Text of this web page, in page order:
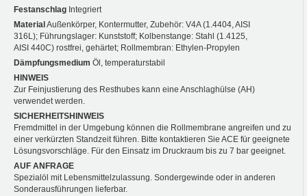
Festanschlag Integriert
MaterialAußenkörper, Kontermutter, Zubehör: V4A (1.4404, AISI
316L); Führungslager: Kunststoff; Kolbenstange: Stahl (1.4125,
AISI 440C) rostfrei, gehärtet; Rollmembran: Ethylen-Propylen
Dämpfungsmedium Öl, temperaturstabil
HINWEIS
Zur Feinjustierung des Resthubes kann eine Anschlaghülse (AH)
verwendet werden.
SICHERHEITSHINWEIS
Fremdmittel in der Umgebung können die Rollmembrane angreifen und zu
einer verkürzten Standzeit führen. Bitte kontaktieren Sie ACE für geeignete
Lösungsvorschläge. Für den Einsatz im Druckraum bis zu 7 bar geeignet.
AUF ANFRAGE
Spezialöl mit Lebensmittelzulassung. Sondergewinde oder in anderen
Sonderausführungen lieferbar.